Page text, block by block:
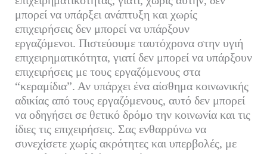
μπορεί να υπάρξει ανάπτυξη και χωρίς
επιχειρήσεις δεν μπορεί να υπάρξουν
εργαζόμενοι. Πιστεύουμε ταυτόχρονα στην υγιή
επιχειρηματικότητα, γιατί δεν μπορεί να υπάρξουν
επιχειρήσεις με τους εργαζόμενους στα
“κεραμίδια”. Αν υπάρχει ένα αίσθημα κοινωνικής
αδικίας από τους εργαζόμενους, αυτό δεν μπορεί
να οδηγήσει σε θετικό δρόμο την κοινωνία και τις
ίδιες τις επιχειρήσεις. Σας ενθαρρύνω να
συνεχίσετε χωρίς ακρότητες και υπερβολές, με